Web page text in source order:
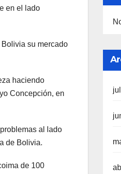
en el lado
su mercado
haciendo
Concepción, en
al lado
de Bolivia.
de 100